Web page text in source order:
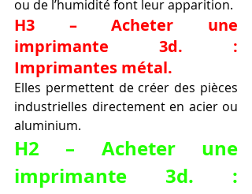
ou de l’humidité font leur apparition.
H3 – Acheter une
imprimante 3d. :
Imprimantes métal.
Elles permettent de créer des pièces
industrielles directement en acier ou
aluminium.
H2 – Acheter une
imprimante 3d. :